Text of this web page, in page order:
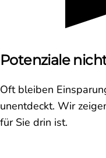
Potenziale
Oft bleiben
unentdeckt. Wir
für Sie drin ist.